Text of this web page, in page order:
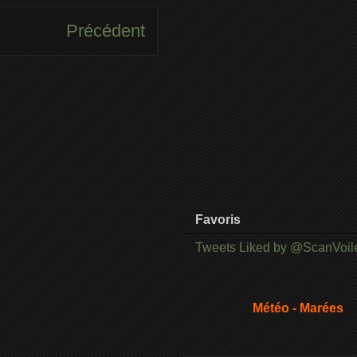
Précédent
Favoris
Tweets Liked by
Météo - Marées